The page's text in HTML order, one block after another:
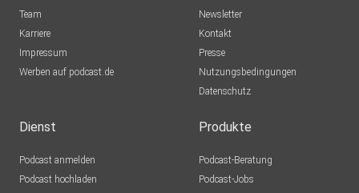
Team
Karriere
Impressum
Werben auf podcast.de
Newsletter
Kontakt
Presse
Nutzungsbedingungen
Datenschutz
Dienst
Podcast anmelden
Podcast hochladen
Produkte
Podcast-Beratung
Podcast-Jobs